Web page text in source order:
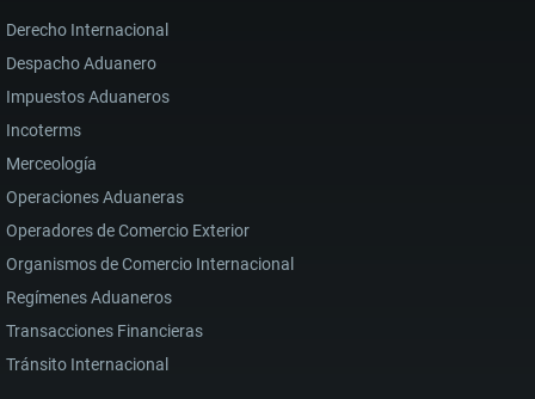
Derecho Internacional
Despacho Aduanero
Impuestos Aduaneros
Incoterms
Merceología
Operaciones Aduaneras
Operadores de Comercio Exterior
Organismos de Comercio Internacional
Regímenes Aduaneros
Transacciones Financieras
Tránsito Internacional